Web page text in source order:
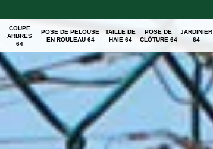
COUPE
ARBRES
64
POSE DE PELOUSE
EN ROULEAU 64
TAILLE DE
HAIE 64
POSE DE
CLÔTURE 64
JARDINIER
64